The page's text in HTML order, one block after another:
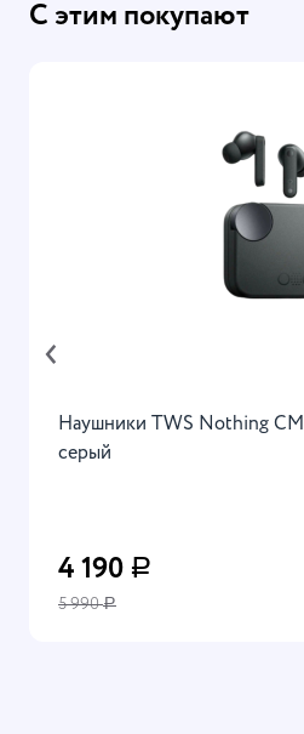
С этим покупают
Наушники TWS Nothing
серый
4 190 Р
5 990Р
‹